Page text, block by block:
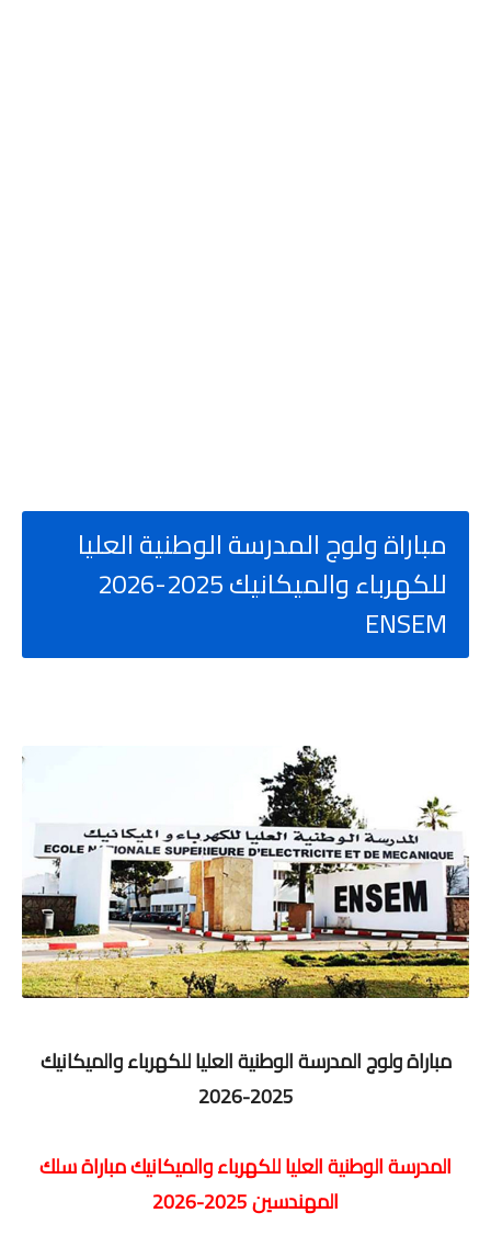
مباراة ولوج المدرسة الوطنية العليا
للكهرباء والميكانيك 2025-2026
ENSEM
مباراة ولوج المدرسة الوطنية العليا للكهرباء والميكانيك
2025-2026
المدرسة الوطنية العليا للكهرباء والميكانيك مباراة سلك
المهندسين 2025-2026